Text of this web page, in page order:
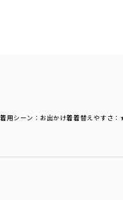
着用シーン ：お出かけ着着替えやすさ
ール